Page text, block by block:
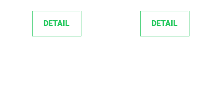
DETAIL DETAIL